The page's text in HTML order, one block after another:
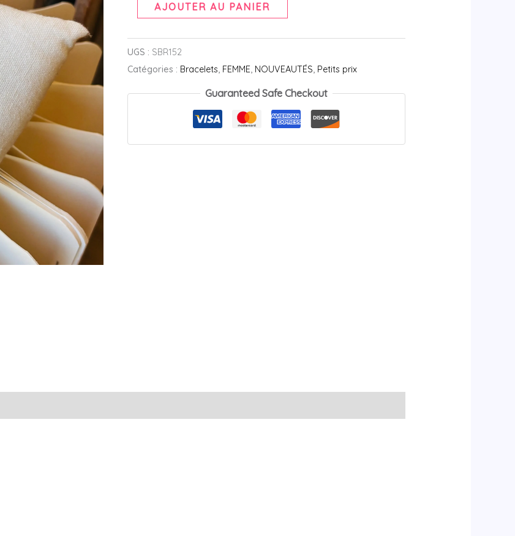
AJOUTER AU PANIER
UGS : SBR152
Catégories : Bracelets, FEMME, NOUVEAUTÉS, Petits prix
Guaranteed Safe Checkout